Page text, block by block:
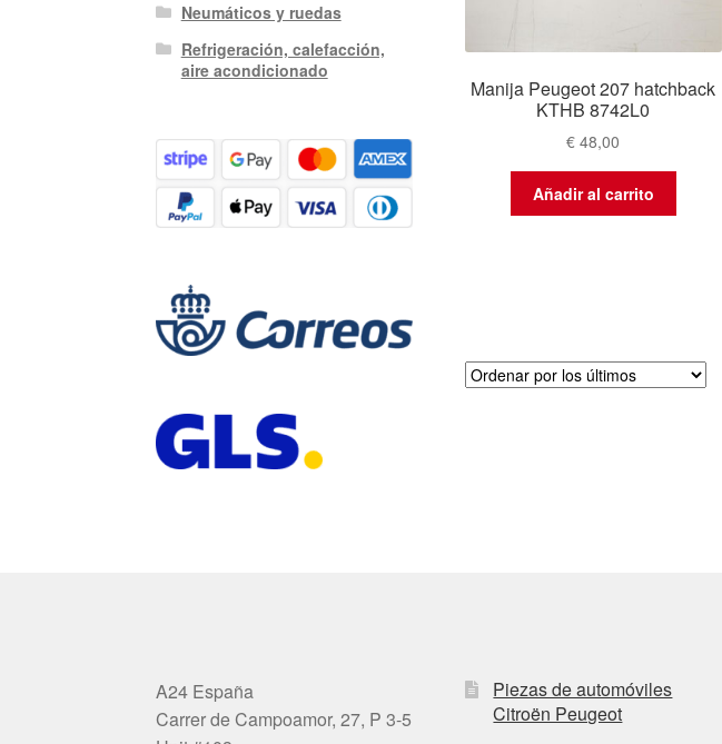
Manija Peugeot 207 hatchback
KTHB 8742L0
€ 48,00
Añadir al carrito
Neumáticos y ruedas
Refrigeración, calefacción,
aire acondicionado
A24 España
Carrer de Campoamor, 27, P 3-5
Piezas de automóviles
Citroën Peugeot